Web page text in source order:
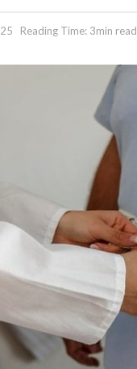
Reading Time: 3min read